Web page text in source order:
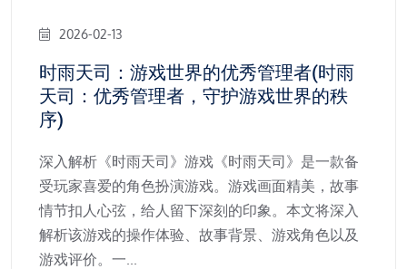
2026-02-13
时雨天司：游戏世界的优秀管理者(时雨
天司：优秀管理者，守护游戏世界的秩
序)
深入解析《时雨天司》游戏《时雨天司》是一款备
受玩家喜爱的角色扮演游戏。游戏画面精美，故事
情节扣人心弦，给人留下深刻的印象。本文将深入
解析该游戏的操作体验、故事背景、游戏角色以及
游戏评价。一...